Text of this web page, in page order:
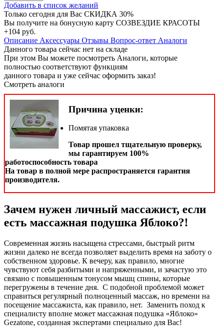
Добавить в список желаний
Только сегодня для Вас СКИДКА 30%
Вы получите на бонусную карту СОЗВЕЗДИЕ КРАСОТЫ
+104 руб.
Описание Аксессуары Отзывы Вопрос-ответ Аналоги
Данного товара сейчас нет на складе
При этом Вы можете посмотреть Аналоги, которые
полностью соответствуют функциям
данного товара и уже сейчас оформить заказ!
Смотреть аналоги
Причина уценки:
Помятая упаковка
Товар прошел тщательную проверку,
мы гарантируем 100%
работоспособность товара
На товар в полной мере распространяется гарантия
производителя.
Зачем нужен личный массажист, если
есть массажная подушка Яблоко?!
Современная жизнь насыщена стрессами, быстрый ритм
жизни далеко не всегда позволяет выделить время на заботу о
собственном здоровье. К вечеру, как правило, многие
чувствуют себя разбитыми и напряженными, и зачастую это
связано с повышенным тонусом мышц спины, которые
перегружены в течение дня. С подобной проблемой может
справиться регулярный полноценный массаж, но времени на
посещение массажиста, как правило, нет. Заменить поход к
специалисту вполне может массажная подушка «Яблоко»
Gezatone, созданная экспертами специально для Вас!